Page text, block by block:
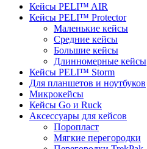
Кейсы PELI™ AIR
Кейсы PELI™ Protector
Маленькие кейсы
Средние кейсы
Большие кейсы
Длинномерные кейсы
Кейсы PELI™ Storm
Для планшетов и ноутбуков
Микрокейсы
Кейсы Go и Ruck
Аксессуары для кейсов
Поропласт
Мягкие перегородки